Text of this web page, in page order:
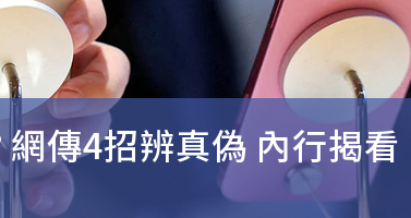
傳4招辨真偽 內行揭看